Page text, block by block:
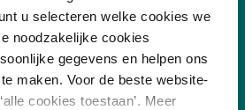
u selecteren welke cookies we
noodzakelijke cookies
gegevens en helpen ons
maken. Voor de beste website-
cookies toestaan’. Meer